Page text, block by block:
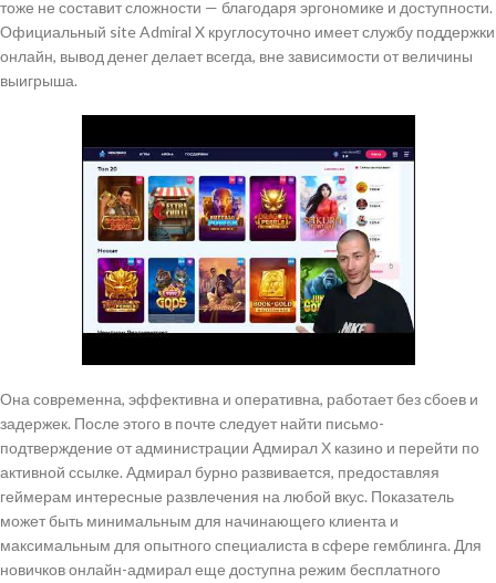
тоже не составит сложности — благодаря эргономике и доступности.
Официальный site Admiral X круглосуточно имеет службу поддержки
онлайн, вывод денег делает всегда, вне зависимости от величины
выигрыша.
Она современна, эффективна и оперативна, работает без сбоев и
задержек. После этого в почте следует найти письмо-
подтверждение от администрации Адмирал Х казино и перейти по
активной ссылке. Адмирал бурно развивается, предоставляя
геймерам интересные развлечения на любой вкус. Показатель
может быть минимальным для начинающего клиента и
максимальным для опытного специалиста в сфере гемблинга. Для
новичков онлайн-адмирал еще доступна режим бесплатного